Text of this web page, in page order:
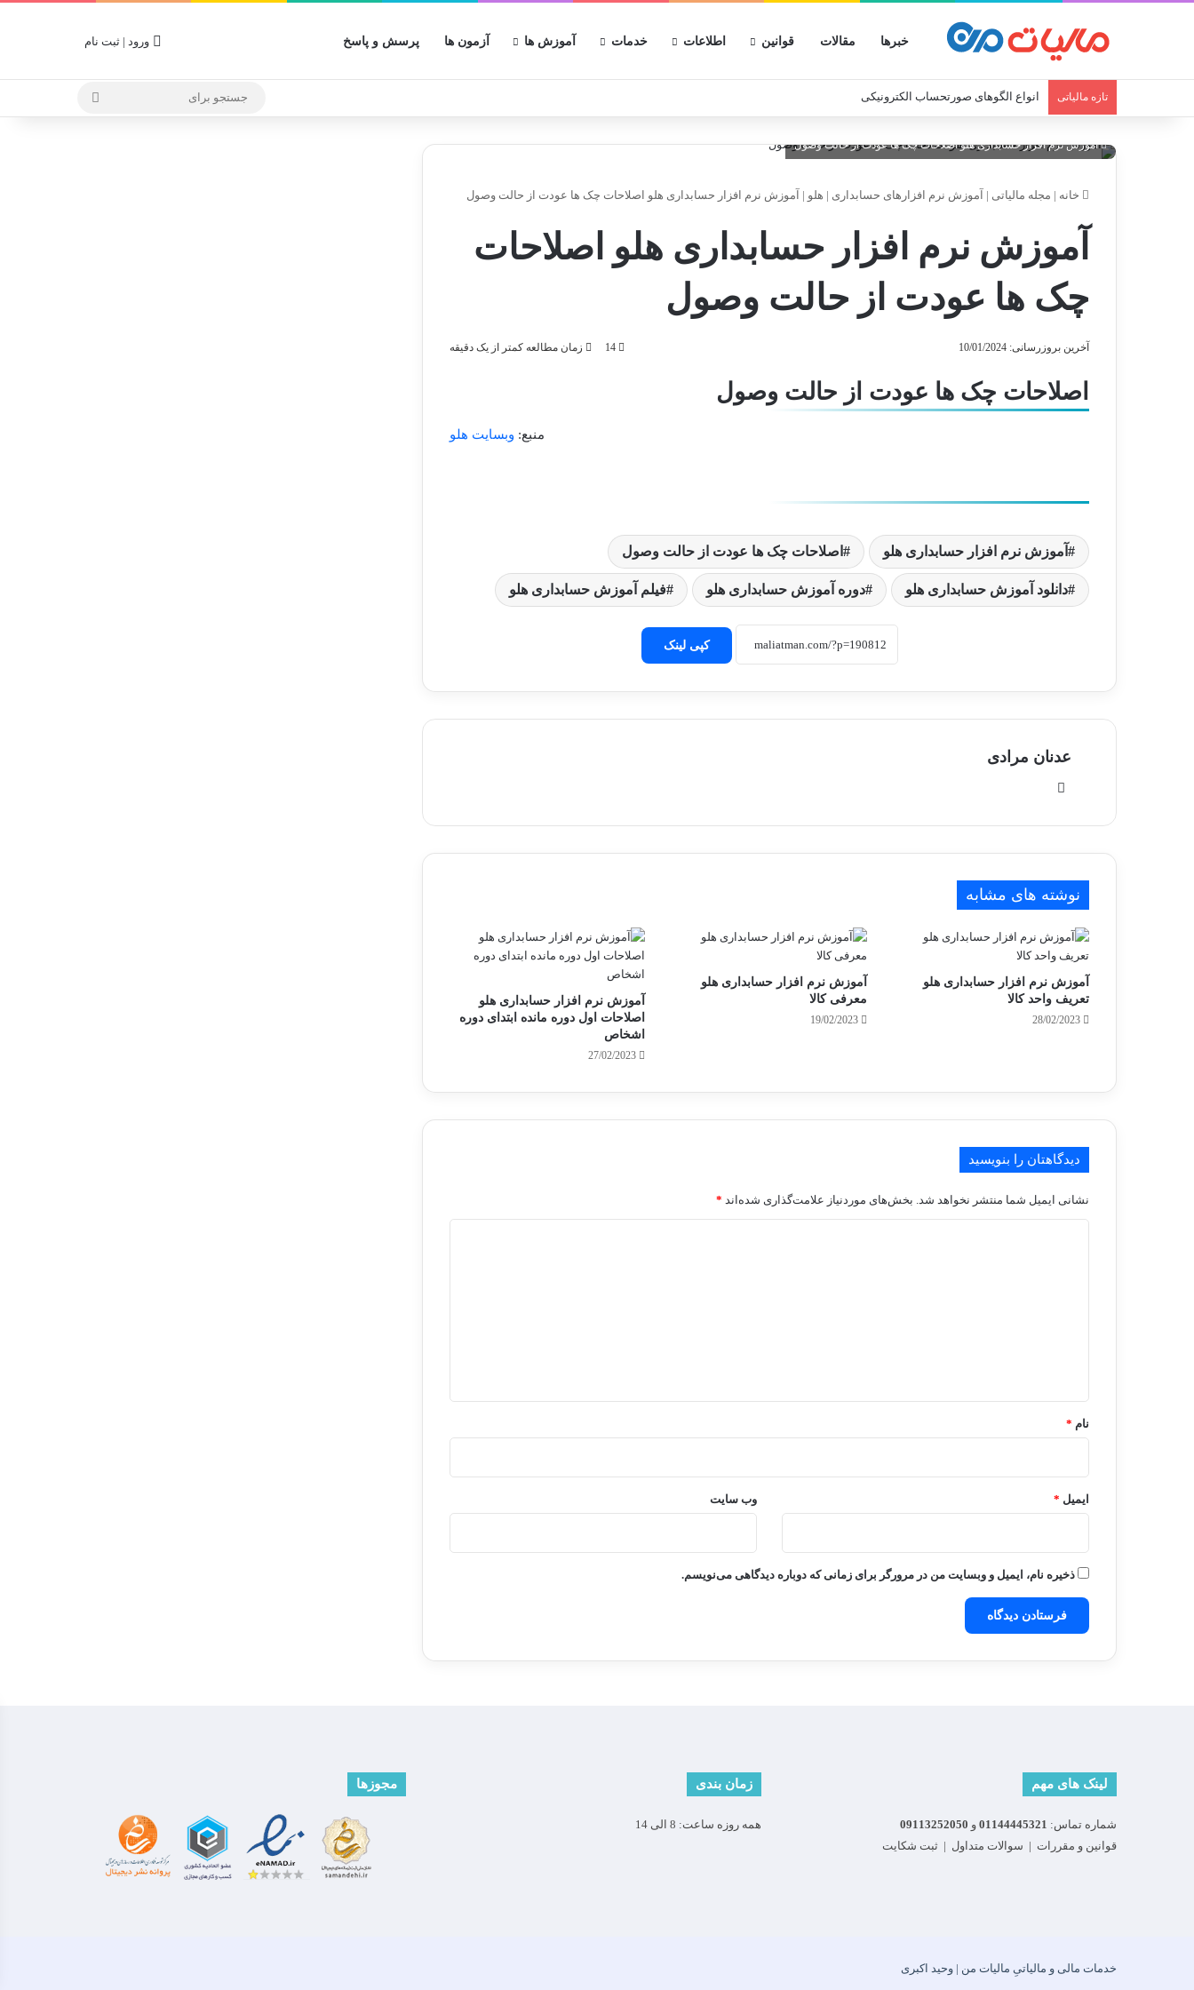
خبرها مقالات قوانین اطلاعات خدمات آموزش ها آزمون ها پرسش و پاسخ ورود | ثبت نام
تازه مالیاتی انواع الگوهای صورتحساب الکترونیکی
آموزش نرم افزار حسابداری هلو اصلاحات چک ها عودت از حالت وصول
خانه | مجله مالیاتی | آموزش نرم افزارهای حسابداری | هلو | آموزش نرم افزار حسابداری هلو اصلاحات چک ها عودت از حالت وصول
آموزش نرم افزار حسابداری هلو اصلاحات
چک ها عودت از حالت وصول
آخرین بروزرسانی: 10/01/2024 14 زمان مطالعه کمتر از یک دقیقه
اصلاحات چک ها عودت از حالت وصول
منبع: وبسایت هلو
آموزش نرم افزار حسابداری هلو اصلاحات چک ها عودت از حالت وصول
دانلود آموزش حسابداری هلو دوره آموزش حسابداری هلو فیلم آموزش حسابداری هلو
کپی لینک
عدنان مرادی
نوشته های مشابه
آموزش نرم افزار حسابداری هلو
تعریف واحد کالا
28/02/2023
آموزش نرم افزار حسابداری هلو
معرفی کالا
19/02/2023
آموزش نرم افزار حسابداری هلو
اصلاحات اول دوره مانده ابتدای دوره
اشخاص
27/02/2023
دیدگاهتان را بنویسید
نشانی ایمیل شما منتشر نخواهد شد. بخش‌های موردنیاز علامت‌گذاری شده‌اند *
نام *
ایمیل * وب‌ سایت
ذخیره نام، ایمیل و وبسایت من در مرورگر برای زمانی که دوباره دیدگاهی می‌نویسم.
لینک های مهم
شماره تماس: 01144445321 و 09113252050
قوانین و مقررات | سوالات متداول | ثبت شکایت
زمان بندی
همه روزه ساعت: 8 الی 14
مجوزها
خدمات مالی و مالیاتیِ مالیات من | وحید اکبری